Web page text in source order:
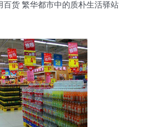
百货 繁华都市中的质朴生活驿站